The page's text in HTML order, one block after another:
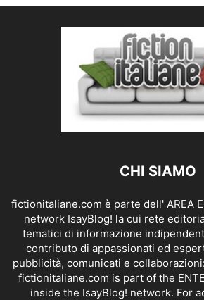
CHI SIAMO
fictionitaliane.com è parte dell' AREA
network IsayBlog! la cui rete
tematici di informazione
contributo di appassionati ed
pubblicità, comunicati e collaborazioni:
fictionitaliane.com is part of the
inside the IsayBlog! network. For